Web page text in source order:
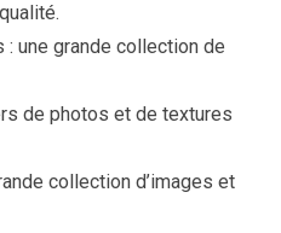
une grande collection de
de photos et de textures
collection d’images et